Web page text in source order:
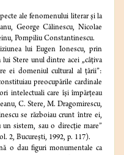
ale fenomenului literar şi la
George Călinescu, Nicolae
Pompiliu Constantinescu.
lui Eugen Ionescu, prin
Stere unul dintre acei „câţiva
ei domeniul cultural al ţării”:
preocupările cardinale
intelectuali care îşi împărţeau
C. Stere, M. Dragomirescu,
se războiau crunt între ei,
un sistem, sau o direcţie mare”
2, Bucureşti, 1992, p. 117).
o dau figuri monumentale ca